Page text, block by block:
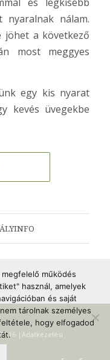
nyaralnak nálam.
jöhet a következő
most meggyes
egy kis nyarat
kevés üvegekbe
| Adatkezelési
működés
használ, amelyek
és saját
tárolnak személyes
hogy elfogadod